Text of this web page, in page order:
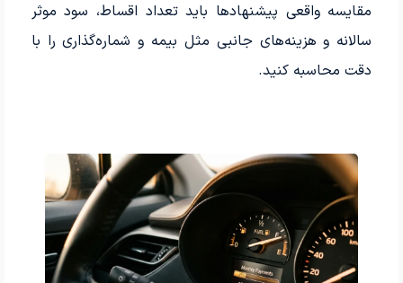
مقایسه واقعی پیشنهادها باید تعداد اقساط، سود موثر
سالانه و هزینه‌های جانبی مثل بیمه و شماره‌گذاری را با
دقت محاسبه کنید.